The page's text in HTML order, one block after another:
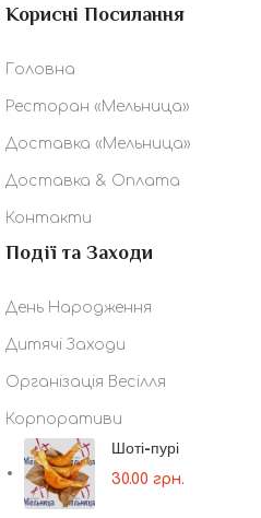
Корисні Посилання
Головна
Ресторан «Мельница»
Доставка «Мельница»
Доставка & Оплата
Контакти
Події та Заходи
День Народження
Дитячі Заходи
Організація Весілля
Корпоративи
Шоті-пурі
30.00 грн.